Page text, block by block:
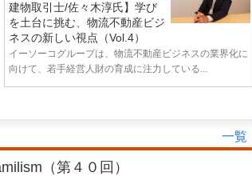
建物取引士/佐々木淳氏】学び
を土台に挑む、物流不動産ビジ
ネスの新しい視点（Vol.4）
イーソーコグループは、物流不動産ビジネスの業界化に
向けて、若手経営人財の育成に注力している...
一覧
（第４０回）